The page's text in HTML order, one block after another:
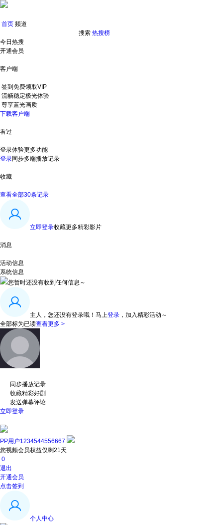
首页 频道
搜索 热搜榜
今日热搜
开通会员
客户端
签到免费领取VIP
流畅稳定极光体验
尊享蓝光画质
下载客户端
看过
登录体验更多功能
登录同步多端播放记录
收藏
查看全部30条记录
立即登录收藏更多精彩影片
消息
活动信息
系统信息
您暂时还没有收到任何信息～
主人，您还没有登录哦！ 马上登录 ，加入精彩活动～
全部标为已读查看更多 >
同步播放记录
收藏精彩好剧
发送弹幕评论
立即登录
PP用户1234544556667
您视频会员权益仅剩21天
0
退出
开通会员
点击签到
个人中心